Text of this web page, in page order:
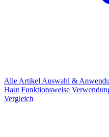
Alle Artikel Auswahl &
Haut Funktionsweise
Vergleich